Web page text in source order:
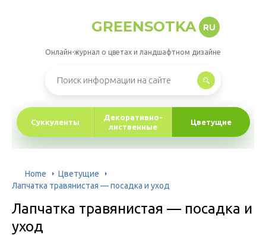
GREENSOTKA RU
Онлайн-журнал о цветах и ландшафтном дизайне
Суккуленты
Декоративно-
лиственные
Цветущие
Home
Цветущие
Лапчатка травянистая — посадка и уход
Лапчатка травянистая — посадка и
уход